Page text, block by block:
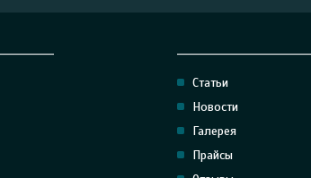
Статьи
Новости
Галерея
Прайсы